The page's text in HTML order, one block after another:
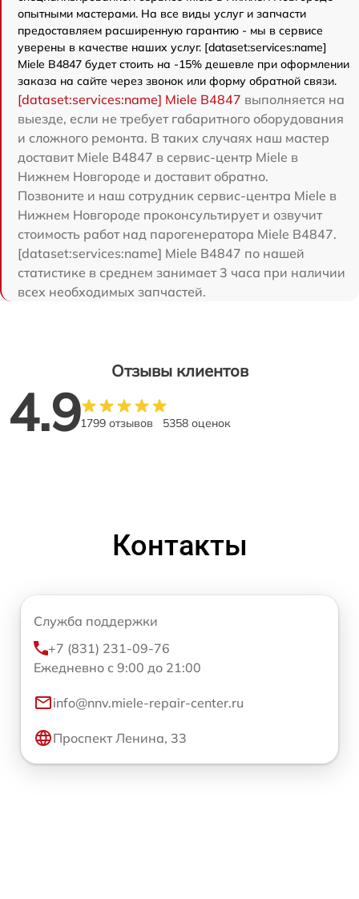
опытными мастерами. На все виды услуг и запчасти
предоставляем расширенную гарантию - мы в сервисе
уверены в качестве наших услуг. [dataset:services:name]
Miele B4847 будет стоить на -15% дешевле при оформлении
заказа на сайте через звонок или форму обратной связи.
[dataset:services:name] Miele B4847 выполняется на
выезде, если не требует габаритного оборудования
и сложного ремонта. В таких случаях наш мастер
доставит Miele B4847 в сервис-центр Miele в
Нижнем Новгороде и доставит обратно.
Позвоните и наш сотрудник сервис-центра Miele в
Нижнем Новгороде проконсультирует и озвучит
стоимость работ над парогенератора Miele B4847.
[dataset:services:name] Miele B4847 по нашей
статистике в среднем занимает 3 часа при наличии
всех необходимых запчастей.
Отзывы клиентов
4.91799 отзывов 5358 оценок
Контакты
Служба поддержки
+7 (831) 231-09-76
Ежедневно с 9:00 до 21:00
info@nnv.miele-repair-center.ru
Проспект Ленина, 33